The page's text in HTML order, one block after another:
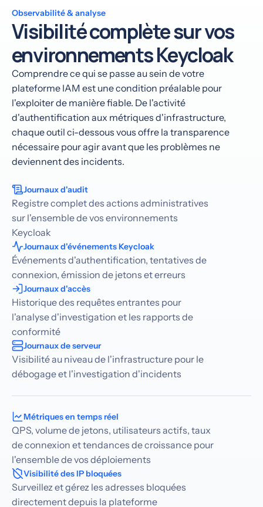
Observabilité & analyse
Visibilité complète sur vos
environnements Keycloak
Comprendre ce qui se passe au sein de votre
plateforme IAM est une condition préalable pour
l'exploiter de manière fiable. De l'activité
d'authentification aux métriques d'infrastructure,
chaque outil ci-dessous vous offre la transparence
nécessaire pour agir avant que les problèmes ne
deviennent des incidents.
Journaux d'audit
Registre complet des actions administratives
sur l'ensemble de vos environnements
Keycloak
Journaux d'événements Keycloak
Événements d'authentification, tentatives de
connexion, émission de jetons et erreurs
Journaux d'accès
Historique des requêtes entrantes pour
l'analyse d'investigation et les rapports de
conformité
Journaux de serveur
Visibilité au niveau de l'infrastructure pour le
débogage et l'investigation d'incidents
Métriques en temps réel
QPS, volume de jetons, utilisateurs actifs, taux
de connexion et tendances de croissance pour
l'ensemble de vos déploiements
Visibilité des IP bloquées
Surveillez et gérez les adresses bloquées
directement depuis la plateforme